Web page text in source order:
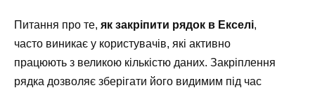
Питання про те, як закріпити рядок в Екселі,
часто виникає у користувачів, які активно
працюють з великою кількістю даних. Закріплення
рядка дозволяє зберігати його видимим під час